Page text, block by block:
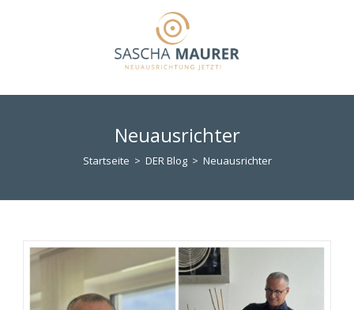
Neuausrichter
Startseite > DER Blog > Neuausrichter